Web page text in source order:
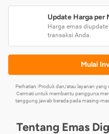
Update Harga per
Harga emas
transaksi Anda.
Mulai
Perhatian: Produk dan/atau layanan
Cermati untuk membantu pengguna
tanggung jawab berada pada masing-
Tentang Emas